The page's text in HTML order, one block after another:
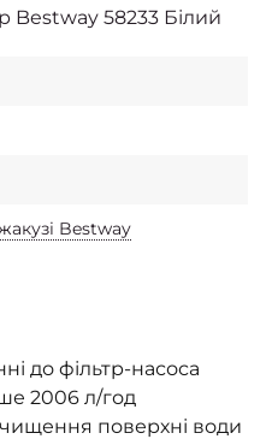
Bestway 58233 Білий
Bestway
до фільтр-насоса
2006 л/год
поверхні води